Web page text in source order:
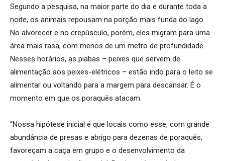
Segundo a pesquisa, na maior parte do dia e durante toda a
noite, os animais repousam na porção mais funda do lago.
No alvorecer e no crepúsculo, porém, eles migram para uma
área mais rasa, com menos de um metro de profundidade.
Nesses horários, as piabas – peixes que servem de
alimentação aos peixes-elétricos – estão indo para o leito se
alimentar ou voltando para a margem para descansar. É o
momento em que os poraquês atacam.
“Nossa hipótese inicial é que locais como esse, com grande
abundância de presas e abrigo para dezenas de poraquês,
favoreçam a caça em grupo e o desenvolvimento da